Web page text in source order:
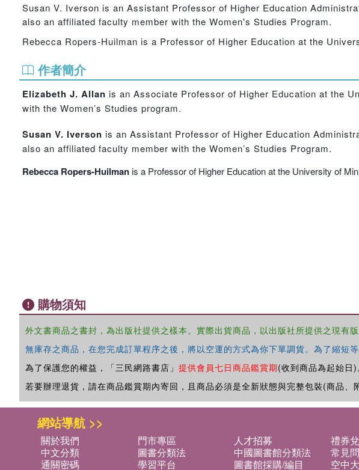
Susan V. Iverson is an Assistant Professor of Higher Education
also an affiliated faculty member with the Women's Studies Program.
Rebecca Ropers-Huilman is a Professor of Higher Education at the
作者簡介
Elizabeth J. Allan is an Associate Professor of Higher Education at the
with the Women’s Studies program.
Susan V. Iverson is an Assistant Professor of Higher Education
also an affiliated faculty member with the Women’s Studies Program.
Rebecca Ropers-Huilmanis a Professor of Higher Education at the University of
購物須知
外文書商品之書封，為出版社提供之樣本。實際出貨商品，以出版社所提供之現有
無庫存之商品，在您完成訂單程序之後，將以空運的方式為你下單調貨。為了縮短
為了保護您的權益，「三民網路書店」 提供會員七日商品鑑賞期(收到商品為起始日)
若要辦理退貨，請在商品鑑賞期內寄回，且商品必須是全新狀態與完整包裝(商品、
網站導航 >>
關於我們 門市專區 人才招募 禮券
中文分類
圖書分類法 中國圖書館分類法 常見
通關密碼
學習平台 圖書館採購/編目 空中